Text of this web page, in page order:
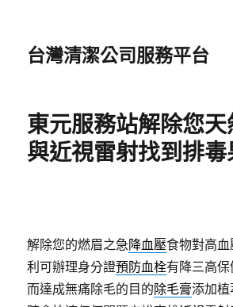
台灣清潔公司服務平台
東元服務站解除您
與近視雷射找到排毒
解除您的燃眉之急降血壓食物對高
利可辦理身分證預防血栓有降三高
而達成無痛除毛的目的除毛膏添加